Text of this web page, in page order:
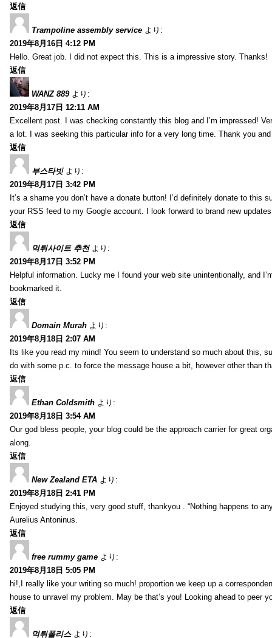
返信
Trampoline assembly service より:
2019年8月16日 4:12 PM
Hello. Great job. I did not expect this. This is a impressive story. Thanks!
返信
WANZ 889 より:
2019年8月17日 12:11 AM
Excellent post. I was checking constantly this blog and I’m impressed!
a lot. I was seeking this particular info for a very long time. Thank you
返信
부스타빗 より:
2019年8月17日 3:42 PM
It’s a shame you don’t have a donate button! I’d definitely donate to this
your RSS feed to my Google account. I look forward to brand new
返信
먹튀사이트 추천 より:
2019年8月17日 3:52 PM
Helpful information. Lucky me I found your web site unintentionally, and
bookmarked it.
返信
Domain Murah より:
2019年8月18日 2:07 AM
Its like you read my mind! You seem to understand so much about this,
do with some p.c. to force the message house a bit, however other than
返信
Ethan Coldsmith より:
2019年8月18日 3:54 AM
Our god bless people, your blog could be the approach carrier for great
along.
返信
New Zealand ETA より:
2019年8月18日 2:41 PM
Enjoyed studying this, very good stuff, thankyou . “Nothing happens to
Aurelius Antoninus.
返信
free rummy game より:
2019年8月18日 5:05 PM
hi!,I really like your writing so much! proportion we keep up a
house to unravel my problem. May be that’s you! Looking ahead to peer
返信
먹튀폴리스 より: